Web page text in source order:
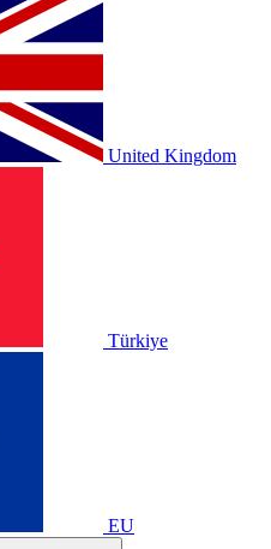
United Kingdom
Türkiye
EU